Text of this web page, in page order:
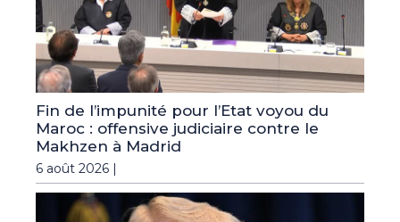
Fin de l’impunité pour l’Etat voyou du
Maroc : offensive judiciaire contre le
Makhzen à Madrid
6 août 2026 |